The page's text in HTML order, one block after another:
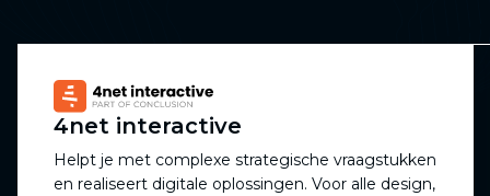
4net interactive
Helpt je met complexe strategische vraagstukken
en realiseert digitale oplossingen. Voor alle design,